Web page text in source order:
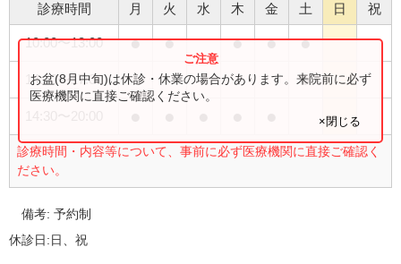
診療時間 月 火 水 木 金 土 日 祝
10:00〜13:00 ● ● ● ● ●
14:30〜17:00 ●
診療時間・内容等について、事前に必ず医療機関に直接ご確認く
ださい。
お盆(8月中旬)は休診・休業の場合があります。来院前に必ず
医療機関に直接ご確認ください。
×閉じる
備考:予約制
休診日:日、祝